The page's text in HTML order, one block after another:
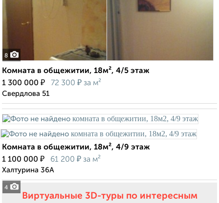
8
Комната в общежитии, 18м², 4/5 этаж
1 300 000 ₽ 72 300 ₽ за м²
Свердлова 51
4
Комната в общежитии, 18м², 4/9 этаж
1 100 000 ₽ 61 200 ₽ за м²
Халтурина 36А
Виртуальные 3D-туры по интересным